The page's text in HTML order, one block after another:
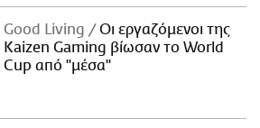
Good Living
Οι εργαζόμενοι της
Kaizen Gaming βίωσαν το World
Cup από "μέσα"